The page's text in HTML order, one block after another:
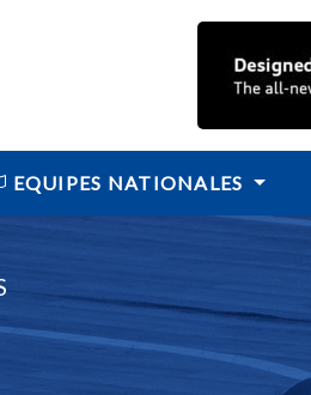
EQUIPES NATIONALES